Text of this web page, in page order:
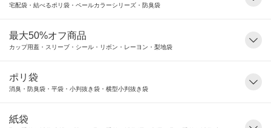
宅配袋・結べるポリ袋・ペールカラーシリーズ・防臭袋
最大50%オフ商品
カップ用蓋・スリーブ・シール・リボン・レーヨン・梨地袋
ポリ袋
消臭・防臭袋・平袋・小判抜き袋・横型小判抜き袋
紙袋